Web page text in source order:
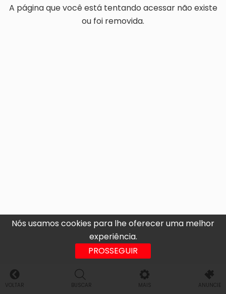
Nós usamos cookies para lhe oferecer uma melhor
experiência.
PROSSEGUIR
A página que você está tentando acessar não existe
ou foi removida.
VOLTAR BUSCAR MAIS ANUNCIE